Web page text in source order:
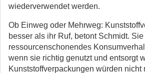
wiederverwendet werden.
Ob Einweg oder Mehrweg:
besser als ihr Ruf, betont Schmidt.
ressourcenschonendes
wenn sie richtig genutzt und entsorgt
Kunststoffverpackungen würden nicht